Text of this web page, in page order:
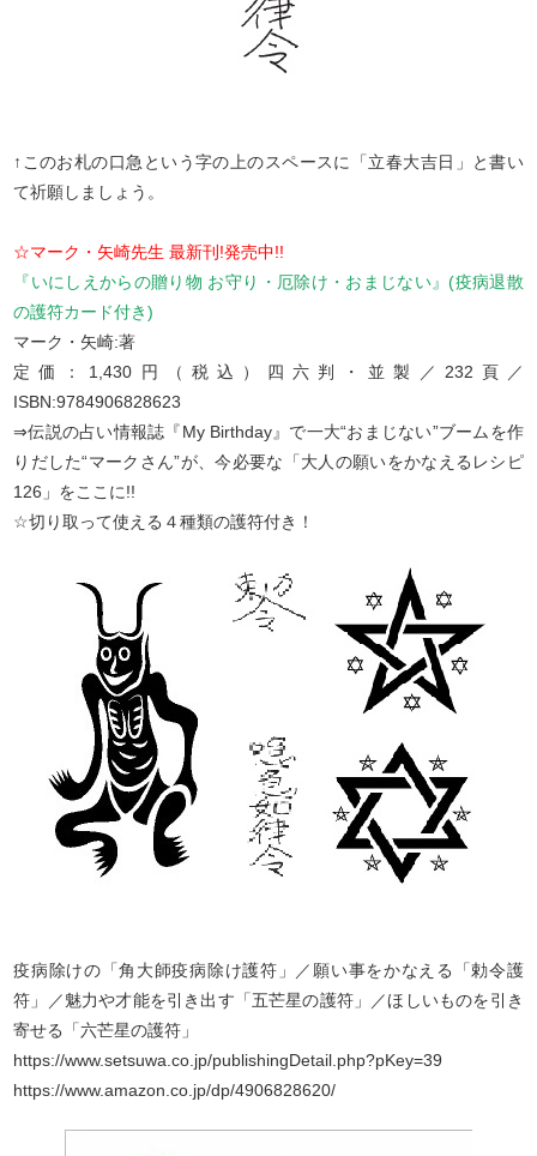
↑このお札の口急という字の上のスペースに「立春大吉日」と書い
て祈願しましょう。
☆マーク・矢崎先生 最新刊!発売中!!
『いにしえからの贈り物 お守り・厄除け・おまじない』(疫病退散
の護符カード付き)
マーク・矢崎:著
定価：1,430円（税込）四六判・並製／232頁／
ISBN:9784906828623
⇒伝説の占い情報誌『My Birthday』で一大“おまじない”ブームを作
りだした“マークさん”が、今必要な「大人の願いをかなえるレシピ
126」をここに!!
☆切り取って使える４種類の護符付き！
疫病除けの「角大師疫病除け護符」／願い事をかなえる「勅令護
符」／魅力や才能を引き出す「五芒星の護符」／ほしいものを引き
寄せる「六芒星の護符」
https://www.setsuwa.co.jp/publishingDetail.php?pKey=39
https://www.amazon.co.jp/dp/4906828620/